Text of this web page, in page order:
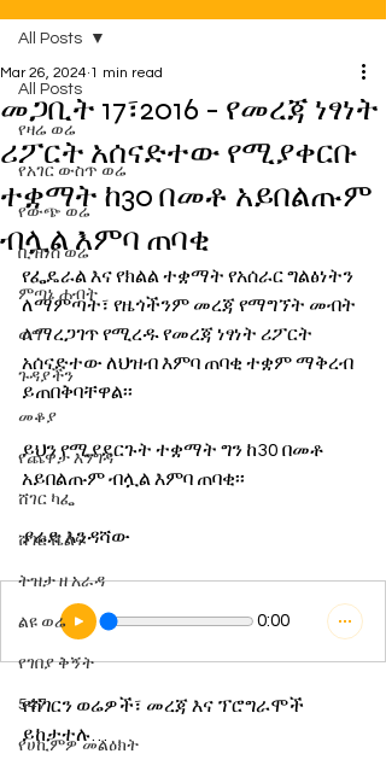
All Posts
የዛሬ ወሬ
የአገር ውስጥ ወሬ
የውጭ ወሬ
ቢዝነስ ወሬ
ምጣኔ ሐብት
ወግ
ጉዳያችን
መቆያ
የጨዋታ እንግዳ
ሸገር ካፌ
ሸገር ሼልፍ
ትዝታ ዘ አራዳ
ልዩ ወሬ
የገበያ ቅኝት
547
የሀኪምዎ መልዕክት
All Posts
መጋቢት 17፣2016 - የመረጃ ነፃነት
ሪፖርት አሰናድተው የሚያቀርቡ
ተቋማት ከ30 በመቶ አይበልጡም
ብሏል እምባ ጠባቂ
Mar 26, 2024 1 min read
የፌዴራል እና የክልል ተቋማት የአሰራር ግልፅነትን
ለማምጣት፣ የዜጎችንም መረጃ የማግኘት መብት
ለማረጋገጥ የሚረዱ የመረጃ ነፃነት ሪፖርት
አሰናድተው ለህዝብ እምባ ጠባቂ ተቋም ማቅረብ
ይጠበቅባቸዋል፡፡
ይህን የሚያደርጉት ተቋማት ግን ከ30 በመቶ
አይበልጡም ብሏል እምባ ጠባቂ፡፡
ያሬድ እንዳሻው
0:00
የሸገርን ወሬዎች፣ መረጃ እና ፕሮግራሞች
ይከታተሉ…